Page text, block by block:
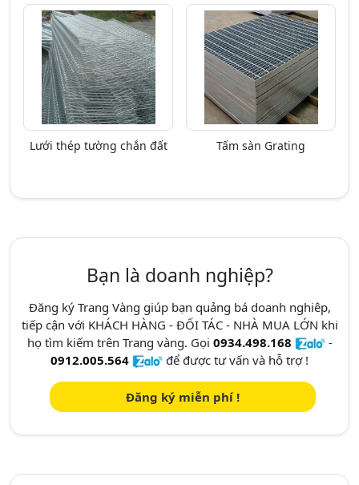
Lưới thép tường chắn đất Tấm sàn Grating
Bạn là doanh nghiệp?
Đăng ký Trang Vàng giúp bạn quảng bá doanh nghiêp,
tiếp cận với KHÁCH HÀNG - ĐỐI TÁC - NHÀ MUA LỚN khi
họ tìm kiếm trên Trang vàng. Gọi 0934.498.168
-
0912.005.564
để được tư vấn và hỗ trợ !
Đăng ký miễn phí !